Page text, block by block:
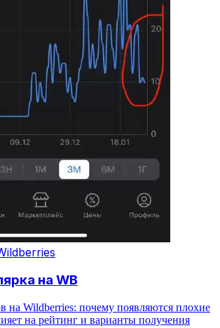
на WB
на Wildberries: почему появляются плохие
на рейтинг и варианты получения